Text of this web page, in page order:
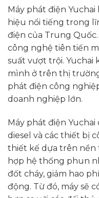
Máy phát điện
hiệu nổi tiếng trong
điện của Trung
công nghệ tiên tiến
suất vượt trội. Yuchai
mình ở trên thị
phát điện công
doanh nghiệp lớn.
Máy phát điện
diesel và các thiết bị
thiết kế dựa trên nền
hợp hệ thống phun
đốt cháy, giảm hao
động. Từ đó, máy sẽ